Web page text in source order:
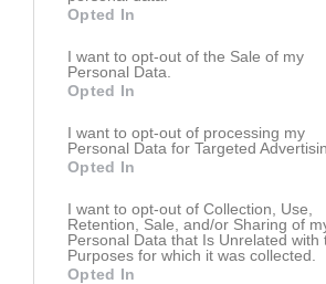
Opted In
I want to opt-out of the Sale of my
Personal Data.
Opted In
I want to opt-out of processing my
Personal Data for Targeted
Opted In
I want to opt-out of Collection, Use,
Retention, Sale, and/or Sharing of
Personal Data that Is Unrelated with
Purposes for which it was collected.
Opted In
Truppen
Serier